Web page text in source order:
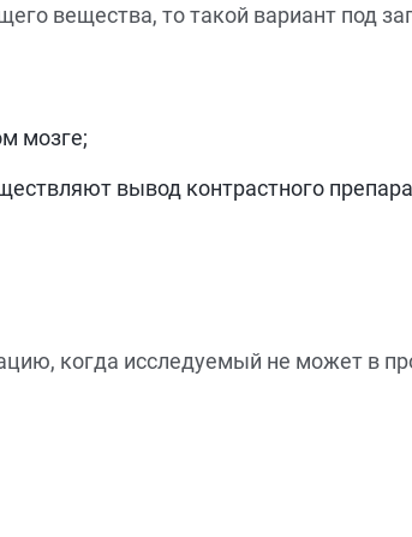
вещества, то такой вариант под
мозге;
вывод контрастного
когда исследуемый не может в